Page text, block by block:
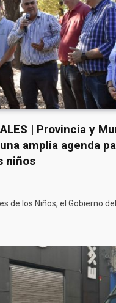
| Provincia y
amplia agenda
niños
de los Niños, el Gobierno